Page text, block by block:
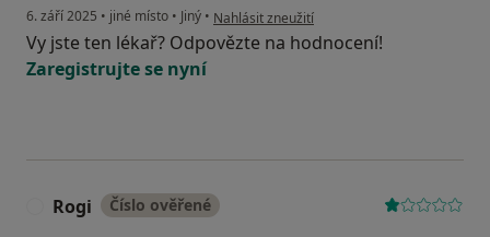
6. září 2025 • jiné místo • Jiný • podle názoru uživatele Martin
Nahlásit zneužití
Vy jste ten lékař? Odpovězte na hodnocení!
Zaregistrujte se nyní
Rogi Číslo ověřené